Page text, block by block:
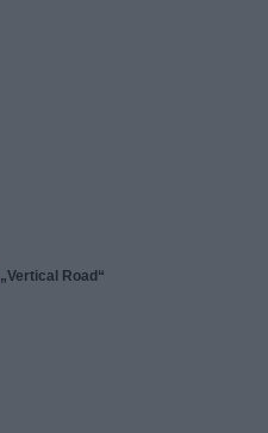
„Vertical Road“